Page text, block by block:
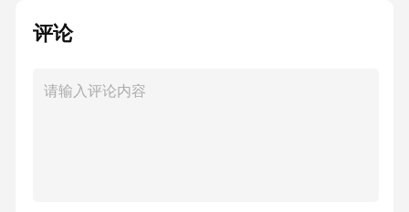
:、、、、、、、、、、
评论